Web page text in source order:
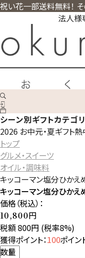
祝い花一部送料無料！
法人様
シーン別ギフトカテゴ
2026 お中元・夏ギフト熱
トップ
グルメ・スイーツ
オイル・調味料
キッコーマン塩分ひかえ
キッコーマン塩分ひかえ
価格（税込）：
10,800円
税額 800円 (税率8%)
獲得ポイント：100ポイン
数量